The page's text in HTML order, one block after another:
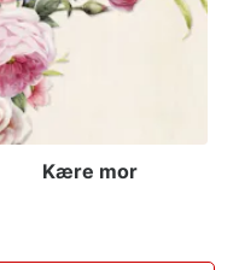
Kære mor